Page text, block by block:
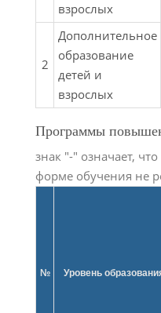
взрослых
2
Дополнительное
образование
детей и
взрослых
Программы
знак "-" означает,
форме обучения не
№ Уровень